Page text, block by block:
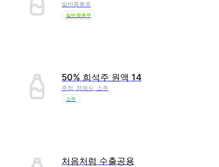
일반증류주
일반증류주
50% 희석주 원액 14
주정, 정제수, 소주
소주
처음처럼 수출공용